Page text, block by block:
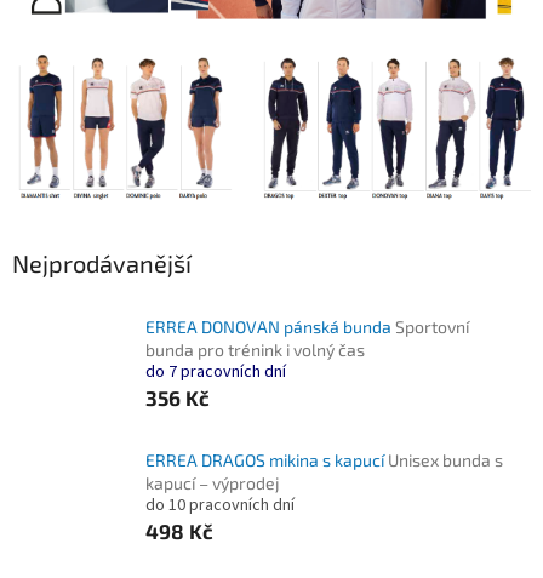
Nejprodávanější
ERREA DONOVAN pánská bunda Sportovní
bunda pro trénink i volný čas
do 7 pracovních dní
356 Kč
ERREA DRAGOS mikina s kapucíUnisex bunda s
kapucí – výprodej
do 10 pracovních dní
498 Kč